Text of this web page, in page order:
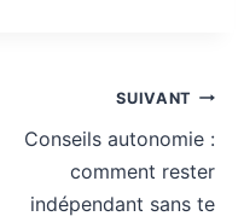
SUIVANT
Conseils autonomie :
comment rester
indépendant sans te